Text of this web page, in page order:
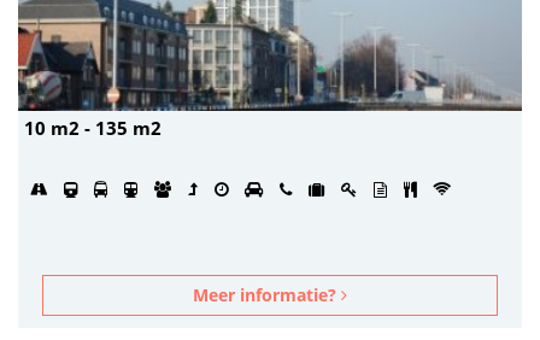
10 m2 - 135 m2
Meer informatie?